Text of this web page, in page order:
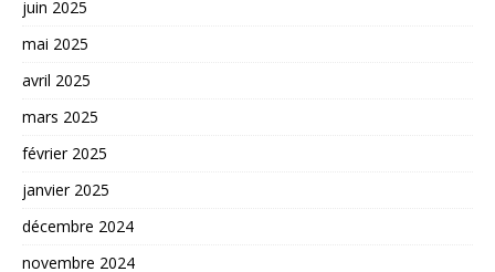
juin 2025
mai 2025
avril 2025
mars 2025
février 2025
janvier 2025
décembre 2024
novembre 2024